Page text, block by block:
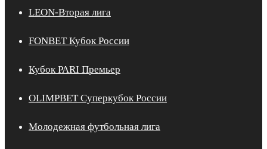
LEON-Вторая лига
FONBET Кубок России
Кубок PARI Премьер
OLIMPBET Суперкубок России
Молодежная футбольная лига